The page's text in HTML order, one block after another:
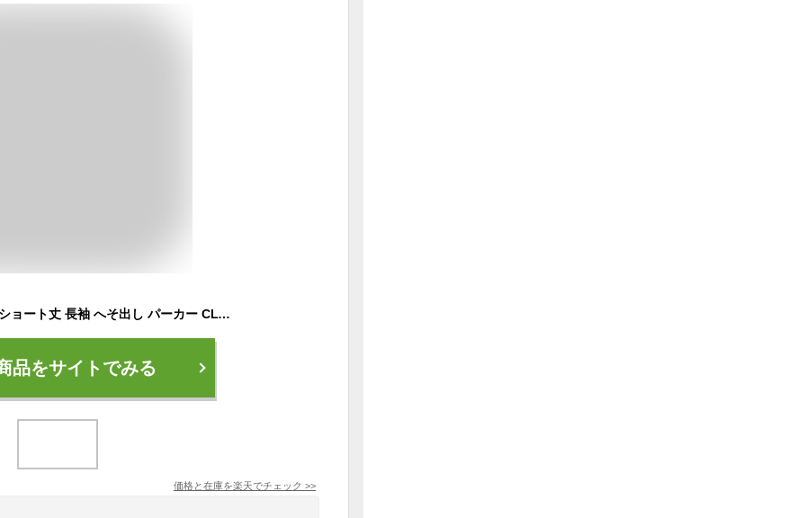
ダンス衣装 トップス ショート丈 長袖 へそ出し パーカー CLTK-15[ダンス 衣装 ロンt ヒップホップ フード クロップトップ 韓国 k-pop ジュニア ガールズ レディース 黒 白 イエロー ピンク ブルー]
品をサイトでみる
価格と在庫を楽天でチェック >>